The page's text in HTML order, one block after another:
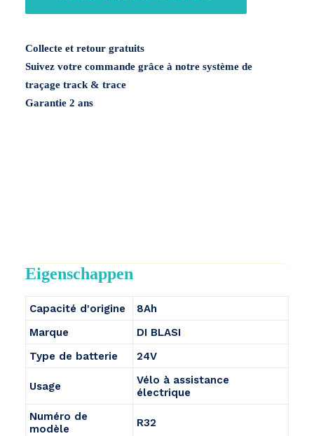
R32
/
R34
24V
Collecte et retour gratuits
Suivez votre commande grâce à notre système de
traçage track & trace
Garantie 2 ans
Eigenschappen
Capacité d'origine
8Ah
Marque
DI BLASI
Type de batterie
24V
Usage
Vélo à assistance
électrique
Numéro de
modèle
R32